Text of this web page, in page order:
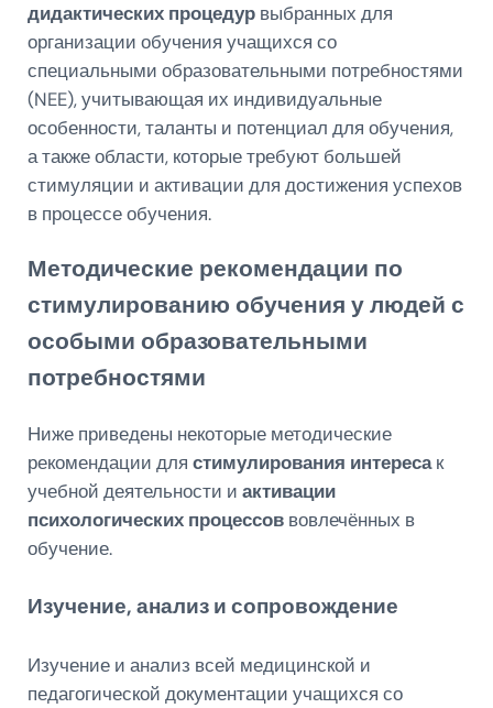
дидактических процедурвыбранных для
организации обучения учащихся со
специальными образовательными потребностями
(NEE), учитывающая их индивидуальные
особенности, таланты и потенциал для обучения,
а также области, которые требуют большей
стимуляции и активации для достижения успехов
в процессе обучения.
Методические рекомендации по
стимулированию обучения у людей с
особыми образовательными
потребностями
Ниже приведены некоторые методические
рекомендации для стимулирования интересак
учебной деятельности и активации
психологических процессоввовлечённых в
обучение.
Изучение, анализ и сопровождение
Изучение и анализ всей медицинской и
педагогической документации учащихся со